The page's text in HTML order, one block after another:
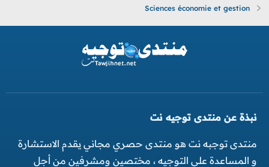
Sciences économie et gestion
نبذة عن منتدى توجيه نت
منتدى توجبه نت هو منتدى حصري مجاني يقدم الاستشارة
و المساعدة على التوجيه ، مختصين ومشرفين من أجل